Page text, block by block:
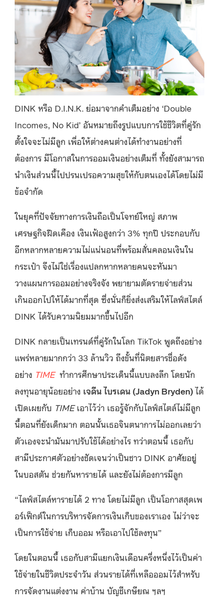
DINK หรือ D.I.N.K. ย่อมาจากคำเต็มอย่าง ‘Double
Incomes, No Kid’ อันหมายถึงรูปแบบการใช้ชีวิตที่คู่รัก
ตั้งใจจะไม่มีลูก เพื่อให้ต่างคนต่างได้ทำงานอย่างที่
ต้องการ มีโอกาสในการออมเงินอย่างเต็มที่ ทั้งยังสามารถ
นำเงินส่วนนี้ไปปรนเปรอความสุขให้กับตนเองได้โดยไม่มี
ข้อจำกัด
ในยุคที่ปัจจัยทางการเงินถือเป็นโจทย์ใหญ่ สภาพ
เศรษฐกิจฝืดเคือง เงินเฟ้อสูงกว่า 3% ทุกปี ประกอบกับ
อีกหลากหลายความไม่แน่นอนที่พร้อมสั่นคลอนเงินใน
กระเป๋า จึงไม่ใช่เรื่องแปลกหากหลายคนจะหันมา
วางแผนการออมอย่างจริงจัง พยายามตัดรายจ่ายส่วน
เกินออกไปให้ได้มากที่สุด ซึ่งนั่นก็ยิ่งส่งเสริมให้ไลฟ์สไตล์
DINK ได้รับความนิยมมากขึ้นไปอีก
DINK กลายเป็นเทรนด์ที่คู่รักในโลก TikTok พูดถึงอย่าง
แพร่หลายมากกว่า 33 ล้านวิว ถึงขั้นที่นิตยสารชื่อดัง
อย่าง TIMEทำการศึกษาประเด็นนี้แบบลงลึก โดยนัก
ลงทุนอายุน้อยอย่าง เจดีน ไบรเดน (Jadyn Bryden)ได้
เปิดเผยกับ TIMEเอาไว้ว่า เธอรู้จักกับไลฟ์สไตล์ไม่มีลูก
นี้ตอนที่ยังเด็กมาก ตอนนั้นเธอจินตนาการไม่ออกเลยว่า
ตัวเองจะนำมันมาปรับใช้ได้อย่างไร ทว่าตอนนี้ เธอกับ
สามีประกาศตัวอย่างชัดเจนว่าเป็นชาว DINK อาศัยอยู่
ในบอสตัน ช่วยกันหารายได้ และยังไม่ต้องการมีลูก
“ไลฟ์สไตล์หารายได้ 2 ทาง โดยไม่มีลูก เป็นโอกาสสุดเพ
อร์เฟ็กต์ในการบริหารจัดการเงินเก็บของเราเอง ไม่ว่าจะ
เป็นการใช้จ่าย เก็บออม หรือเอาไปใช้ลงทุน”
โดยในตอนนี้ เธอกับสามีแยกเงินเดือนครึ่งหนึ่งไว้เป็นค่า
ใช้จ่ายในชีวิตประจำวัน ส่วนรายได้ที่เหลือออมไว้สำหรับ
การจัดงานแต่งงาน ค่าบ้าน บัญชีเกษียณ ฯลฯ